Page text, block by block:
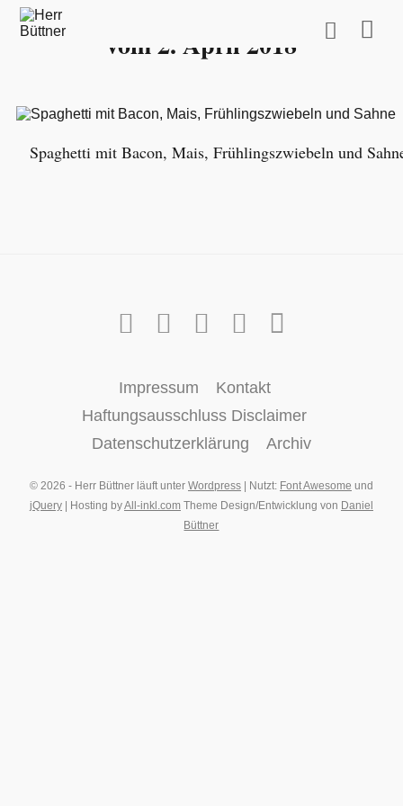
vom 2. April 2018
Spaghetti mit Bacon, Mais, Frühlingszwiebeln und
Impressum
Kontakt
Haftungsausschluss Disclaimer
Datenschutzerklärung
Archiv
© 2026 - Herr Büttner läuft unter Wordpress| Nutzt: Font Awesome und
jQuery| Hosting byAll-inkl.comTheme Design/Entwicklung von Daniel
Büttner